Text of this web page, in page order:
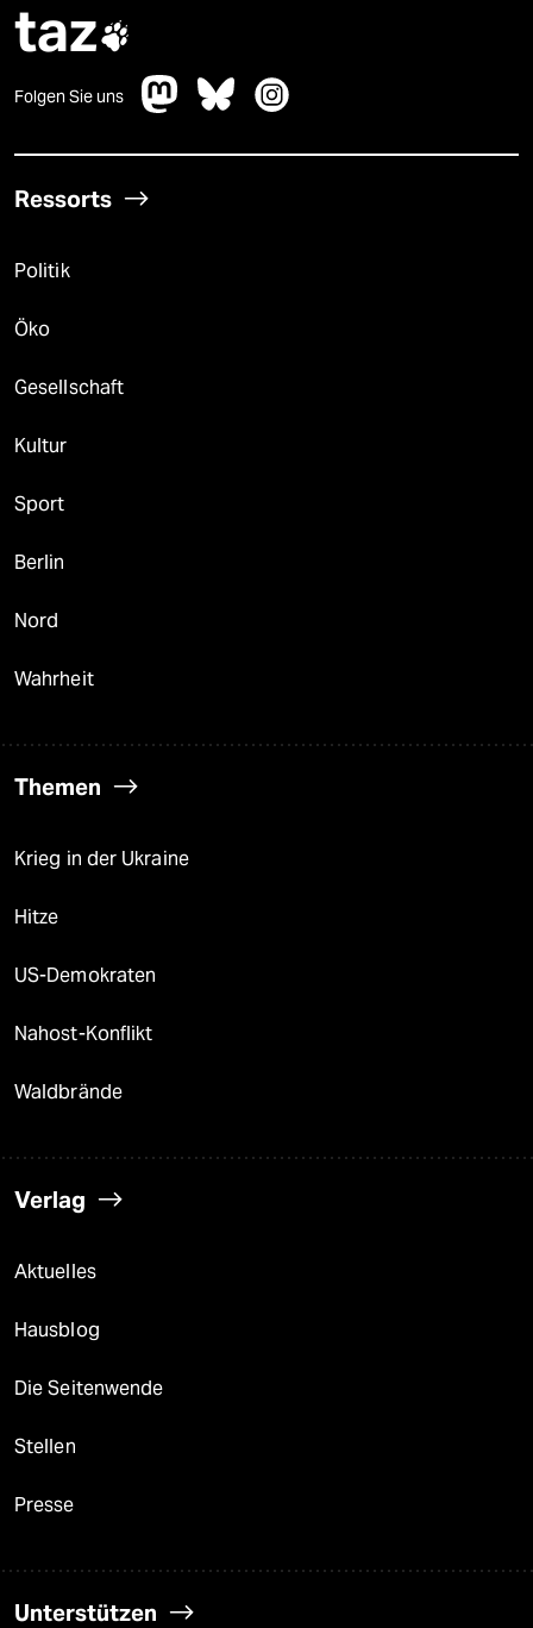
taz
Folgen Sie uns
Ressorts
Politik
Öko
Gesellschaft
Kultur
Sport
Berlin
Nord
Wahrheit
Themen
Krieg in der Ukraine
Hitze
US-Demokraten
Nahost-Konflikt
Waldbrände
Verlag
Aktuelles
Hausblog
Die Seitenwende
Stellen
Presse
Unterstützen